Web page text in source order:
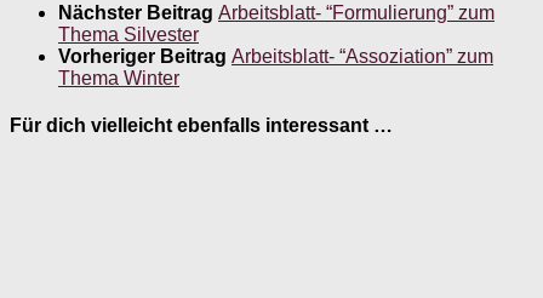
Nächster Beitrag Arbeitsblatt- “Formulierung” zum
Thema Silvester
Vorheriger Beitrag Arbeitsblatt- “Assoziation” zum
Thema Winter
Für dich vielleicht ebenfalls interessant …